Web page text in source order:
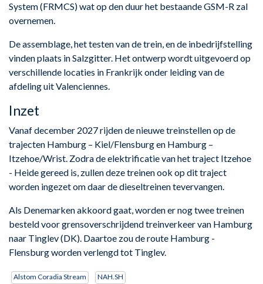
System (FRMCS) wat op den duur het bestaande GSM-R zal
overnemen.
De assemblage, het testen van de trein, en de inbedrijfstelling
vinden plaats in Salzgitter. Het ontwerp wordt uitgevoerd op
verschillende locaties in Frankrijk onder leiding van de
afdeling uit Valenciennes.
Inzet
Vanaf december 2027 rijden de nieuwe treinstellen op de
trajecten Hamburg – Kiel/Flensburg en Hamburg –
Itzehoe/Wrist. Zodra de elektrificatie van het traject Itzehoe
- Heide gereed is, zullen deze treinen ook op dit traject
worden ingezet om daar de dieseltreinen tevervangen.
Als Denemarken akkoord gaat, worden er nog twee treinen
besteld voor grensoverschrijdend treinverkeer van Hamburg
naar Tinglev (DK). Daartoe zou de route Hamburg -
Flensburg worden verlengd tot Tinglev.
Alstom Coradia Stream NAH.SH